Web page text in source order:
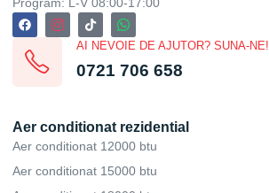
Program: L-V 08:00-17:00
AI NEVOIE DE AJUTOR? SUNA-NE!
0721 706 658
Aer conditionat rezidential
Aer conditionat 12000 btu
Aer conditionat 15000 btu